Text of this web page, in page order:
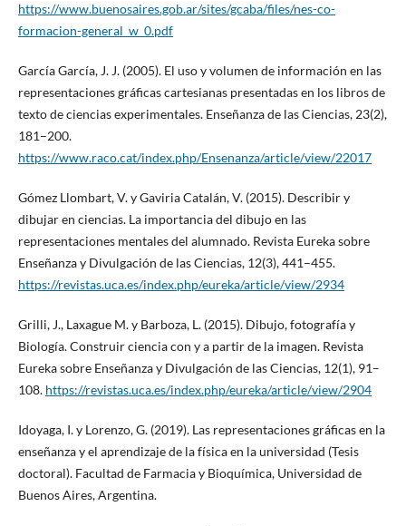
https://www.buenosaires.gob.ar/sites/gcaba/files/nes-co-
formacion-general_w_0.pdf
García García, J. J. (2005). El uso y volumen de información en las
representaciones gráficas cartesianas presentadas en los libros de
texto de ciencias experimentales. Enseñanza de las Ciencias, 23(2),
181–200.
https://www.raco.cat/index.php/Ensenanza/article/view/22017
Gómez Llombart, V. y Gaviria Catalán, V. (2015). Describir y
dibujar en ciencias. La importancia del dibujo en las
representaciones mentales del alumnado. Revista Eureka sobre
Enseñanza y Divulgación de las Ciencias, 12(3), 441–455.
https://revistas.uca.es/index.php/eureka/article/view/2934
Grilli, J., Laxague M. y Barboza, L. (2015). Dibujo, fotografía y
Biología. Construir ciencia con y a partir de la imagen. Revista
Eureka sobre Enseñanza y Divulgación de las Ciencias, 12(1), 91–
108. https://revistas.uca.es/index.php/eureka/article/view/2904
Idoyaga, I. y Lorenzo, G. (2019). Las representaciones gráficas en la
enseñanza y el aprendizaje de la física en la universidad (Tesis
doctoral). Facultad de Farmacia y Bioquímica, Universidad de
Buenos Aires, Argentina.